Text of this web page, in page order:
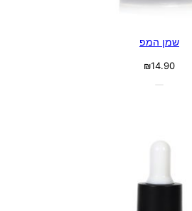
שמן המפ
₪14.90